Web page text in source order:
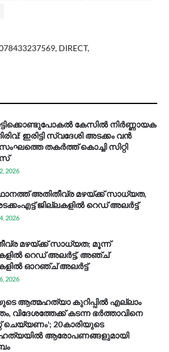
DIRECT,
കേസിൽ നിർണ്ണായക
ഇരിട്ടി സ്വദേശി അടക്കം വൻ
തകർത്ത് കൊച്ചി സിറ്റി
2026
അ​തി​തീ​വ്ര മ​ഴ​യ്ക്ക് സാ​ധ്യ​ത,
ജി​ല്ല​ക​ളി​ൽ റെ​ഡ് അ​ലർ​ട്ട്
2026
മഴയ്ക്ക് സാധ്യത; മൂന്ന്
റെഡ് അലർട്ട്, അഞ്ച്
ഓറഞ്ച് അലർട്ട്
2026
ആത്മഹത്യാ കുറിപ്പിൽ എല്ലാം
വിദേശത്തേക്ക് കടന്ന ഭർത്താവിനെ
ചെയ്യണം'; 20കാരിയുടെ
ആരോപണങ്ങളുമായി